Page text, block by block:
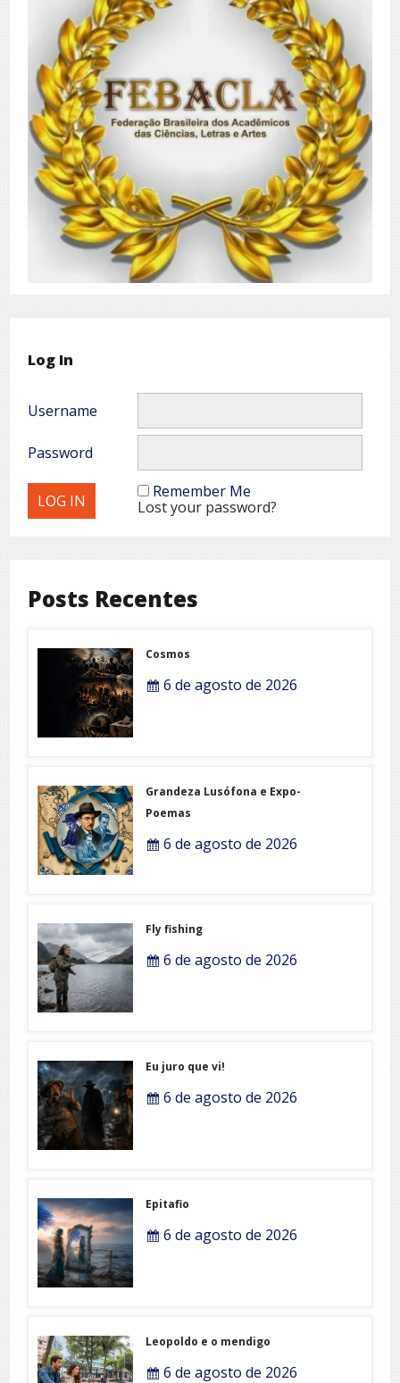
Log In
Username
Password
Remember Me
Lost your password?
Posts Recentes
Cosmos
6 de agosto de 2026
Grandeza Lusófona e Expo-
Poemas
6 de agosto de 2026
Fly fishing
6 de agosto de 2026
Eu juro que vi!
6 de agosto de 2026
Epitafio
6 de agosto de 2026
Leopoldo e o mendigo
6 de agosto de 2026